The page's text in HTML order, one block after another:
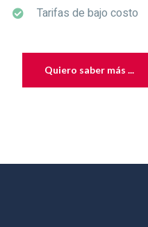
Tarifas de bajo costo
Quiero saber más ...